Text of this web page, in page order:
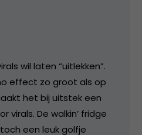
wil laten “uitlekken”.
effect zo groot als op
het bij uitstek een
virals. De walkin’ fridge
een leuk golfje